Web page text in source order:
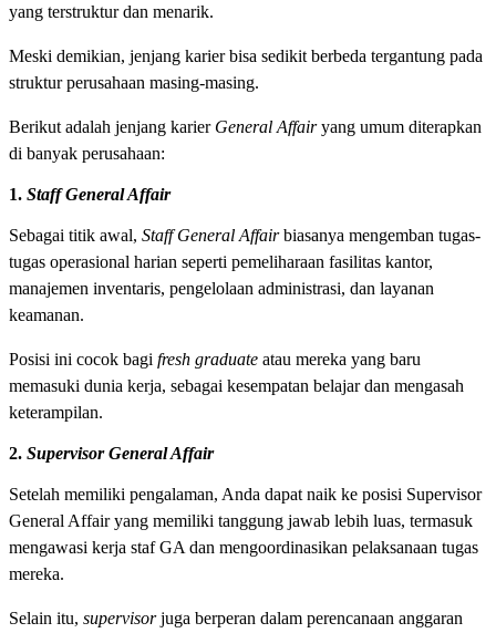
yang terstruktur dan menarik.
Meski demikian, jenjang karier bisa sedikit berbeda tergantung pada
struktur perusahaan masing-masing.
Berikut adalah jenjang karier General Affairyang umum diterapkan
di banyak perusahaan:
1. Staff General Affair
Sebagai titik awal, Staff General Affairbiasanya mengemban tugas-
tugas operasional harian seperti pemeliharaan fasilitas kantor,
manajemen inventaris, pengelolaan administrasi, dan layanan
keamanan.
Posisi ini cocok bagi fresh graduate atau mereka yang baru
memasuki dunia kerja, sebagai kesempatan belajar dan mengasah
keterampilan.
2. Supervisor General Affair
Setelah memiliki pengalaman, Anda dapat naik ke posisi Supervisor
General Affair yang memiliki tanggung jawab lebih luas, termasuk
mengawasi kerja staf GA dan mengoordinasikan pelaksanaan tugas
mereka.
Selain itu, supervisorjuga berperan dalam perencanaan anggaran